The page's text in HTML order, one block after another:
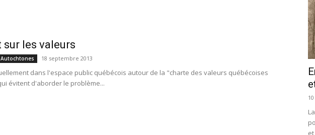
sur les valeurs
18 septembre 2013
dans l'espace public québécois autour de la "charte des valeurs québécoises
évitent d'aborder le problème...